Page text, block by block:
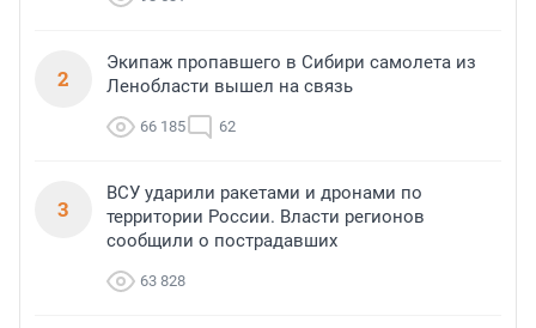
2
Экипаж пропавшего в Сибири самолета из
Ленобласти вышел на связь
66 185 62
3
ВСУ ударили ракетами и дронами по
территории России. Власти регионов
сообщили о пострадавших
63 828